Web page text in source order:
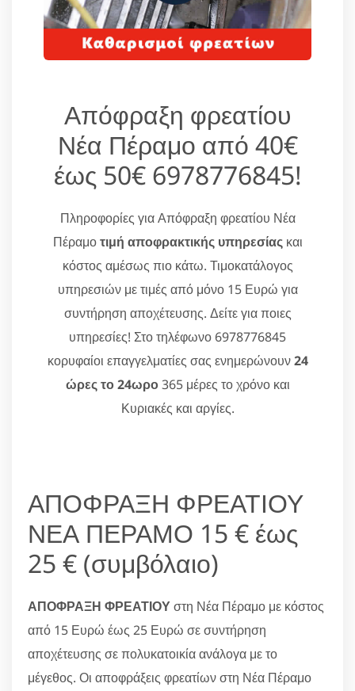
Απόφραξη φρεατίου
Νέα Πέραμο από 40€
έως 50€ 6978776845!
Πληροφορίες για Απόφραξη φρεατίου Νέα
Πέραμοτιμή αποφρακτικής υπηρεσίαςκαι
κόστος αμέσως πιο κάτω. Τιμοκατάλογος
υπηρεσιών με τιμές από μόνο 15 Ευρώ για
συντήρηση αποχέτευσης. Δείτε για ποιες
υπηρεσίες! Στο τηλέφωνο 6978776845
κορυφαίοι επαγγελματίες σας ενημερώνουν24
ώρες το 24ωρο365 μέρες το χρόνο και
Κυριακές και αργίες.
ΑΠΟΦΡΑΞΗ ΦΡΕΑΤΙΟΥ
ΝΕΑ ΠΕΡΑΜΟ 15 € έως
25 € (συμβόλαιο)
ΑΠΟΦΡΑΞΗ ΦΡΕΑΤΙΟΥστη Νέα Πέραμο με κόστος
από 15 Ευρώ έως 25 Ευρώ σε συντήρηση
αποχέτευσης σε πολυκατοικία ανάλογα με το
μέγεθος. Οι αποφράξεις φρεατίων στη Νέα Πέραμο